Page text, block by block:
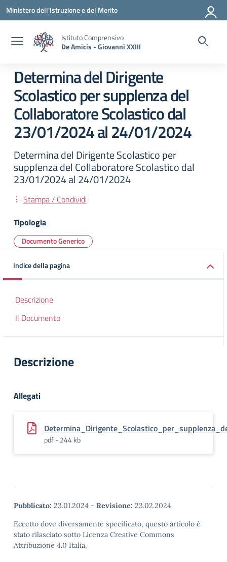
Vai ai contenuti
Vai al menu di navigazione
Vai al footer
Ministero dell'Istruzione e del Merito
Istituto Comprensivo
De Amicis - Giovanni XXIII
Determina del Dirigente
Scolastico per supplenza del
Collaboratore Scolastico dal
23/01/2024 al 24/01/2024
Determina del Dirigente Scolastico per
supplenza del Collaboratore Scolastico dal
23/01/2024 al 24/01/2024
Stampa / Condividi
Tipologia
Documento Generico
Indice della pagina
Descrizione
Il Documento
Descrizione
Allegati
pdf - 244 kb
Pubblicato: 23.01.2024 - Revisione: 23.02.2024
Eccetto dove diversamente specificato, questo articolo è
stato rilasciato sotto Licenza Creative Commons
Attribuzione 4.0 Italia.